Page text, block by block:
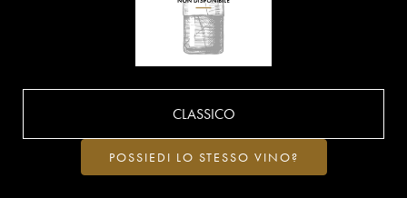
CLASSICO
POSSIEDI LO STESSO VINO?